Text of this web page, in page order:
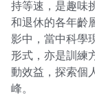
持等速，是趣味
和退休的各年齡
影中，當中科學
形式，亦是訓練
動效益，探索個
峰。